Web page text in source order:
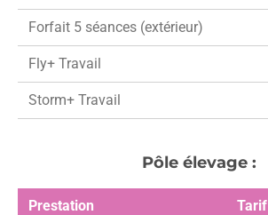
Forfait 5 séances (extérieur)
Fly+ Travail
Storm+ Travail
Pôle élevage :
Prestation Tarif